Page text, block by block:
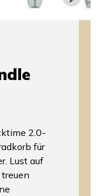
2.0-
für
Lust auf